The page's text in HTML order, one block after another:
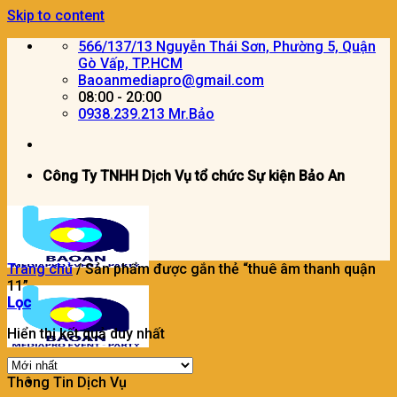
Skip to content
566/137/13 Nguyễn Thái Sơn, Phường 5, Quận
Gò Vấp, TP.HCM
Baoanmediapro@gmail.com
08:00 - 20:00
0938.239.213 Mr.Bảo
Công Ty TNHH Dịch Vụ tổ chức Sự kiện Bảo An
Trang chủ /Sản phẩm được gắn thẻ “thuê âm thanh quận
11”
Lọc
Hiển thị kết quả duy nhất
Thông Tin Dịch Vụ